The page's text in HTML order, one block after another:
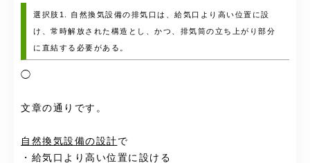
選択肢1. 自然換気設備の排気口は、給気口より高い位置に設
け、常時解放された構造とし、かつ、排気筒の立ち上がり部分
に直結する必要がある。
◯
文章の通りです。
自然換気設備の設計 で
・給気口より高い位置に設ける